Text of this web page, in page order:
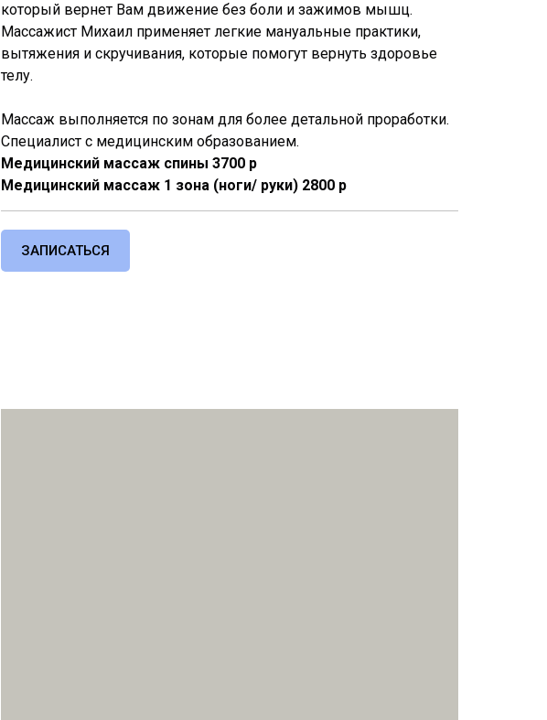
который вернет Вам движение без боли и зажимов мышц.
Массажист Михаил применяет легкие мануальные практики,
вытяжения и скручивания, которые помогут вернуть здоровье
телу.
Массаж выполняется по зонам для более детальной проработки.
Специалист с медицинским образованием.
Медицинский массаж спины 3700 р
Медицинский массаж 1 зона (ноги/ руки) 2800 р
ЗАПИСАТЬСЯ